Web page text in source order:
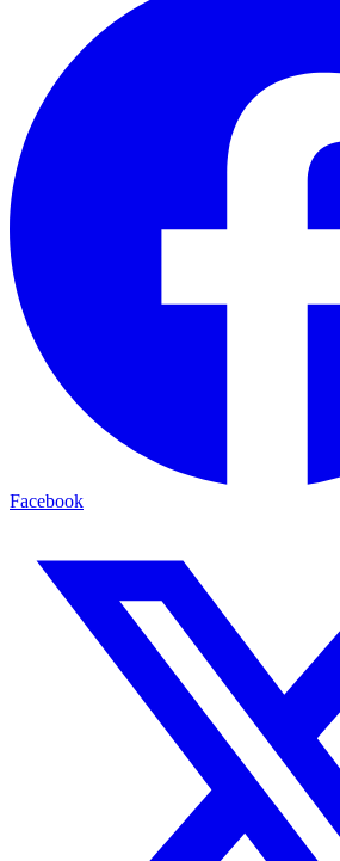
Facebook